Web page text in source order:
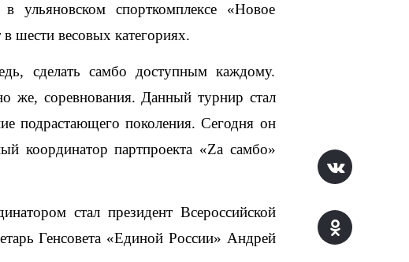
спорткомплексе «Новое
шести весовых категориях.
сделать самбо доступным каждому.
же, соревнования. Данный турнир стал
подрастающего поколения. Сегодня он
координатор партпроекта «Zа самбо»
стал президент Всероссийской
Генсовета «Единой России» Андрей